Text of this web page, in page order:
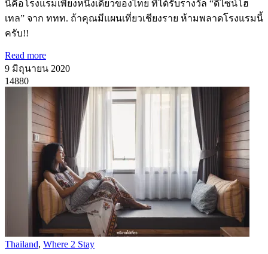
นี่คือโรงแรมเพียงหนึ่งเดียวของไทย ที่ได้รับรางวัล “ดีไซน์โฮ
เทล” จาก ททท. ถ้าคุณมีแผนเที่ยวเชียงราย ห้ามพลาดโรงแรมนี้
ครับ!!
Read more
9 มิถุนายน 2020
14880
Thailand, Where 2 Stay